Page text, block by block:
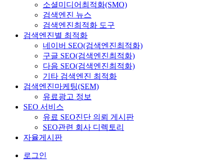
소셜미디어최적화(SMO)
검색엔진 뉴스
검색엔진최적화 도구
검색엔진별 최적화
네이버 SEO(검색엔진최적화)
구글 SEO(검색엔진최적화)
다음 SEO(검색엔진최적화)
기타 검색엔진 최적화
검색엔진마케팅(SEM)
유료광고 정보
SEO 서비스
유료 SEO진단 의뢰 게시판
SEO관련 회사 디렉토리
자율게시판
로그인